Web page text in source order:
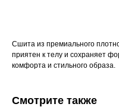
Сшита из премиального
приятен к телу и сохраняет
комфорта и стильного образа.
Смотрите также